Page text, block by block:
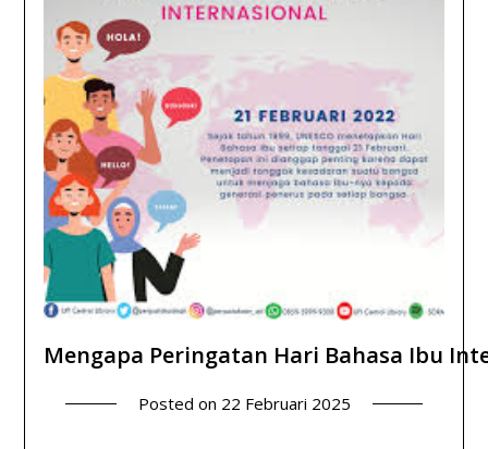
Mengapa Peringatan Hari Bahasa Ibu
Posted on 22 Februari 2025